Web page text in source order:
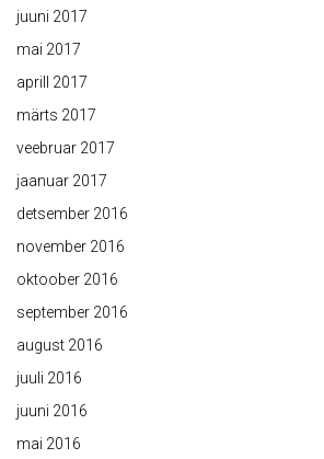
juuni 2017
mai 2017
aprill 2017
märts 2017
veebruar 2017
jaanuar 2017
detsember 2016
november 2016
oktoober 2016
september 2016
august 2016
juuli 2016
juuni 2016
mai 2016